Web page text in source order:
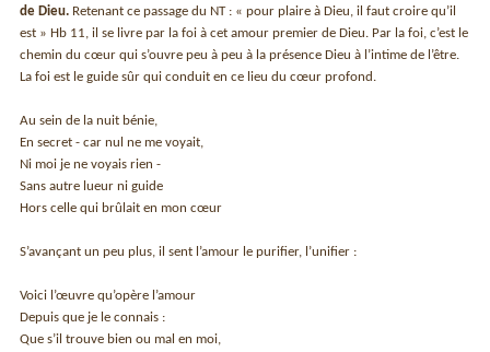
de Dieu. Retenant ce passage du NT : « pour plaire à Dieu, il faut croire qu’il
est » Hb 11, il se livre par la foi à cet amour premier de Dieu. Par la foi, c’est le
chemin du cœur qui s’ouvre peu à peu à la présence Dieu à l’intime de l’être.
La foi est le guide sûr qui conduit en ce lieu du cœur profond.
Au sein de la nuit bénie,
En secret - car nul ne me voyait,
Ni moi je ne voyais rien -
Sans autre lueur ni guide
Hors celle qui brûlait en mon cœur
S’avançant un peu plus, il sent l’amour le purifier, l’unifier :
Voici l’œuvre qu’opère l’amour
Depuis que je le connais :
Que s’il trouve bien ou mal en moi,